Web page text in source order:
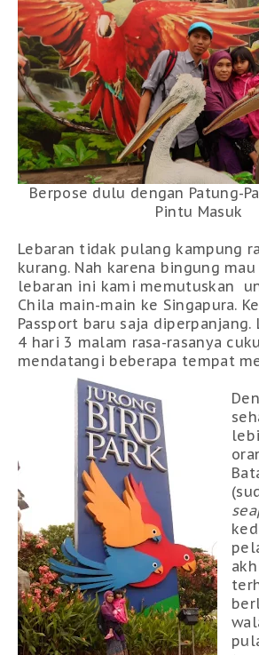
Berpose dulu dengan Patung-
Pintu Masuk
Lebaran tidak pulang kampung
kurang. Nah karena bingung
lebaran ini kami memutuskan
Chila main-main ke Singapura.
Passport baru saja diperpanjang.
4 hari 3 malam rasa-rasanya
mendatangi beberapa tempat